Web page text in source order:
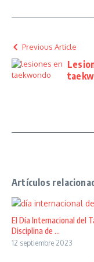
Previous Article
Artículos
El Día Internacional del
Disciplina de ...
12 septiembre 2023